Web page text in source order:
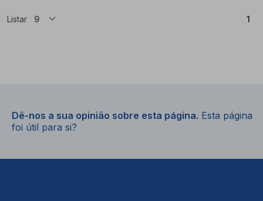
Listar 1
Dê-nos a sua opinião sobre esta página. Esta página
foi útil para si?